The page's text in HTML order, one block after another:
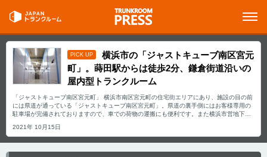
PICK UP
横浜市の「ジャストキューブ南区宮元
町」。蒔田駅からは徒歩2分、鎌倉街道沿いの
屋内型トランクルーム
「ジャストキューブ南区宮元町」 横浜市南区宮元町の住宅街エリアにあり、施設の目の前
には県道が通っている「ジャストキューブ南区宮元町」。県道の裏手側にはお客様専用の
駐車場が完備されておりますので、車での荷物の運搬にも便利です。また横浜市営地下鉄
便利です。 運営会社は2018年よりレンタル収納スペースを運営するキティプランニング
株式会社。「お客様の素敵な明日のためのお手伝いをしたい」という想いを持って事業に
2021年 10月15日